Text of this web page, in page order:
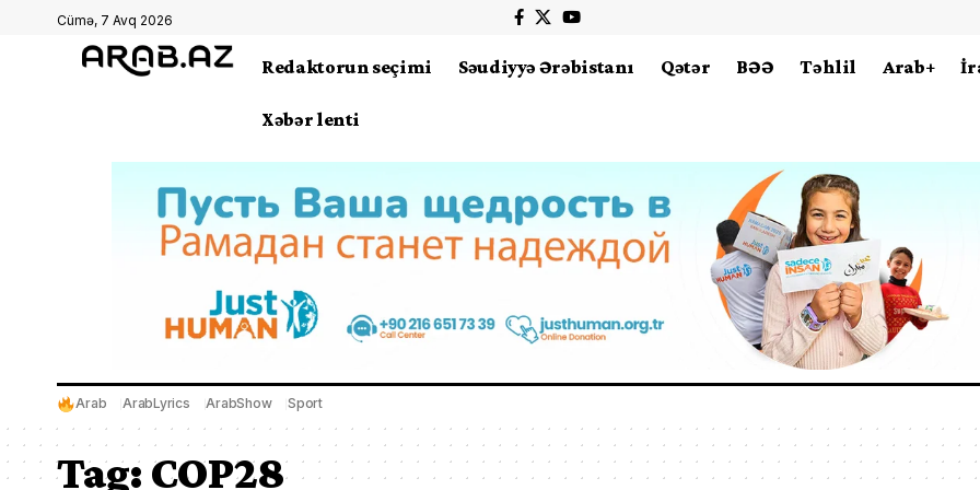
Cümə, 7 Avq 2026
Redaktorun seçimi Səudiyyə Ərəbistanı Qətər BƏƏ Təhlil Arab+
Xəbər lenti
Arab ArabLyrics ArabShow Sport
Tag: COP28